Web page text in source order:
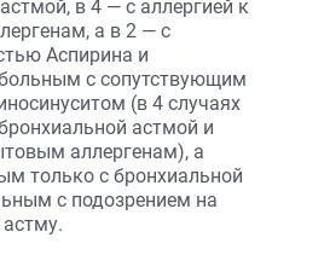
в 4 — с аллергией к
а в 2 — с
Аспирина и
с сопутствующим
(в 4 случаях
астмой и
аллергенам), а
только с бронхиальной
с подозрением на